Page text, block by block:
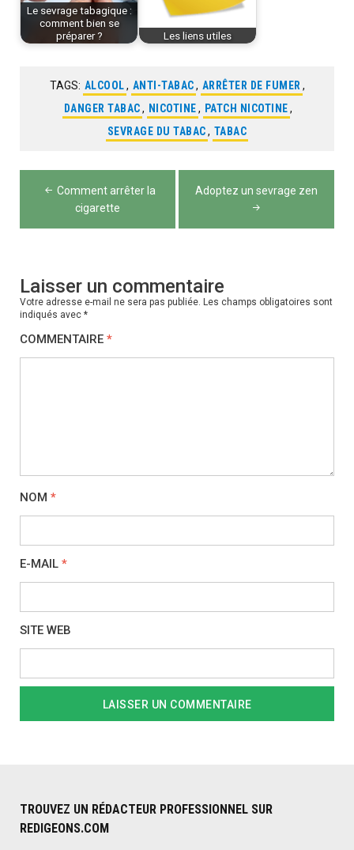
Le sevrage tabagique :
comment bien se
préparer ?
Les liens utiles
TAGS: ALCOOL, ANTI-TABAC, ARRÊTER DE FUMER ,
DANGER TABAC, NICOTINE, PATCH NICOTINE,
SEVRAGE DU TABAC, TABAC
Navigation
Comment arrêter la
cigarette
Adoptez un sevrage zen
Laisser un commentaire
Votre adresse e-mail ne sera pas publiée. Les champs obligatoires sont
indiqués avec *
COMMENTAIRE *
NOM *
E-MAIL *
SITE WEB
TROUVEZ UN RÉDACTEUR PROFESSIONNEL SUR
REDIGEONS.COM